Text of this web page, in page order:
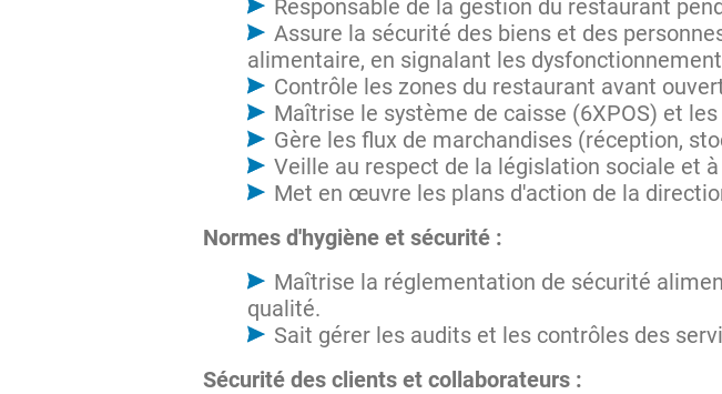
Responsable de la gestion du restaurant
Assure la sécurité des biens et des
alimentaire, en signalant les
Contrôle les zones du restaurant avant
Maîtrise le système de caisse (6XPOS) et
Gère les flux de marchandises (réception,
Veille au respect de la législation sociale et
Met en œuvre les plans d'action de la
Normes d'hygiène et sécurité :
Maîtrise la réglementation de sécurité
qualité.
Sait gérer les audits et les contrôles des
Sécurité des clients et collaborateurs :